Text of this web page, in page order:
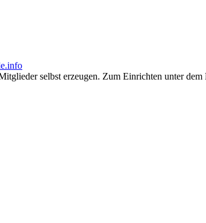
selbst erzeugen. Zum Einrichten unter